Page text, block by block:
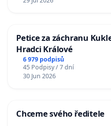
Petice za záchranu
Hradci Králové
6 979 podpisů
45 Podpisy / 7 dní
30 Jun 2026
Chceme svého ředitele